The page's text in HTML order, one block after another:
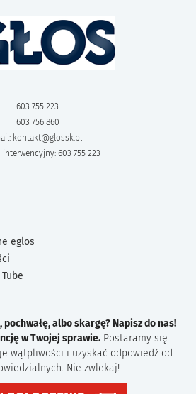
603 755 223
603 756 860
kontakt@glossk.pl
603 755 223
eglos
albo skargę? Napisz do nas!
w Twojej sprawie. Postaramy się
wątpliwości i uzyskać odpowiedź od
Nie zwlekaj!